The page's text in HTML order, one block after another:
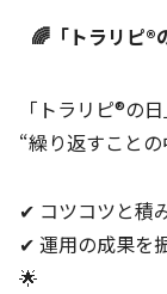
🌈「トラリピ®
「トラリピ®の日
“繰り返すこと
✔ コツコツと積
✔ 運用の成果を
🌟